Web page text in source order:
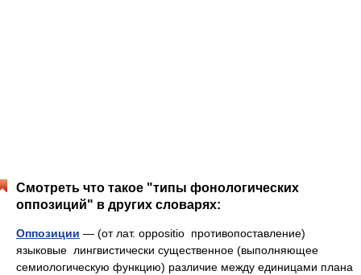
Смотреть что такое "типы фонологических
оппозиций" в других словарях:
Оппозиции — (от лат. oppositio противопоставление)
языковые лингвистически существенное (выполняющее
семиологическую функцию) различие между единицами плана